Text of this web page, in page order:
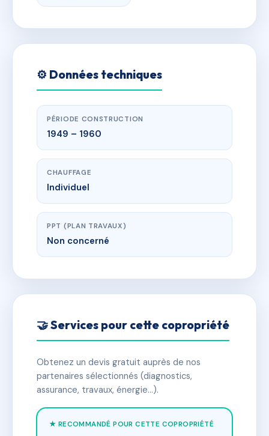
⚙️ Données techniques
PÉRIODE CONSTRUCTION
1949 – 1960
CHAUFFAGE
Individuel
PPT (PLAN TRAVAUX)
Non concerné
🤝 Services pour cette copropriété
Obtenez un devis gratuit auprès de nos
partenaires sélectionnés (diagnostics,
assurance, travaux, énergie…).
★ RECOMMANDÉ POUR CETTE COPROPRIÉTÉ